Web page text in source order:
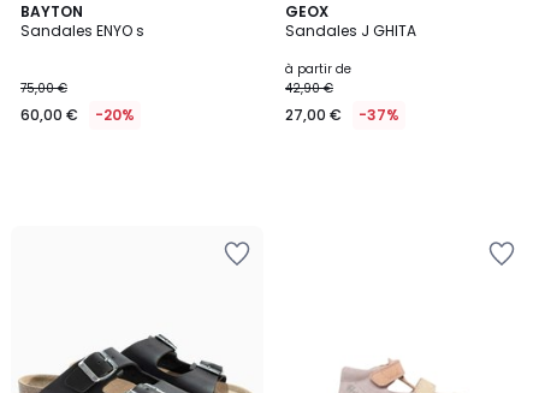
BAYTON
Sandales ENYO s
75,00 €
60,00 € -20%
GEOX
Sandales J GHITA
à partir de
42,90 €
27,00 € -37%